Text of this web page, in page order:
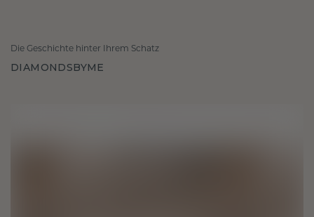
Die Geschichte hinter Ihrem Schatz
DIAMONDSBYME